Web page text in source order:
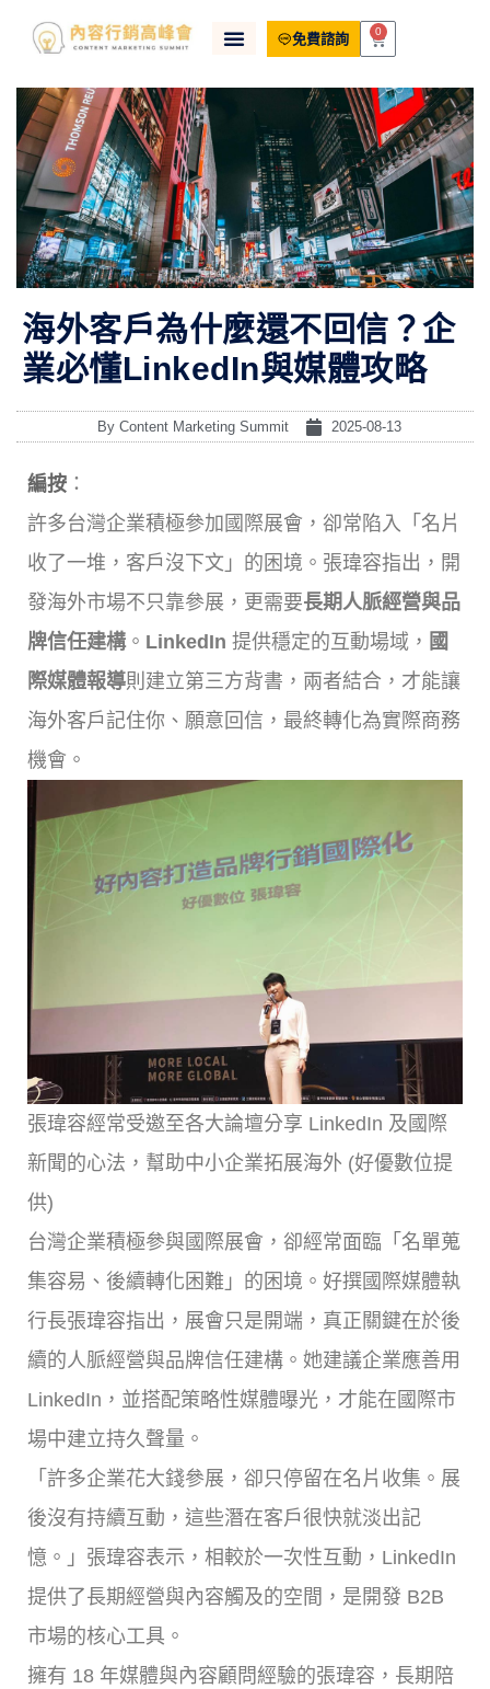
免費諮詢 0
海外客戶為什麼還不回信？企
業必懂LinkedIn與媒體攻略
By Content Marketing Summit 2025-08-13
編按 ：
許多台灣企業積極參加國際展會，卻常陷入「名片
收了一堆，客戶沒下文」的困境。張瑋容指出，開
發海外市場不只靠參展，更需要長期人脈經營與品
牌信任建構。 LinkedIn 提供穩定的互動場域， 國
際媒體報導則建立第三方背書，兩者結合，才能讓
海外客戶記住你、願意回信，最終轉化為實際商務
機會。
張瑋容經常受邀至各大論壇分享 LinkedIn 及國際
新聞的心法，幫助中小企業拓展海外 (好優數位提
供)
台灣企業積極參與國際展會，卻經常面臨「名單蒐
集容易、後續轉化困難」的困境。好撰國際媒體執
行長張瑋容指出，展會只是開端，真正關鍵在於後
續的人脈經營與品牌信任建構。她建議企業應善用
LinkedIn，並搭配策略性媒體曝光，才能在國際市
場中建立持久聲量。
「許多企業花大錢參展，卻只停留在名片收集。展
後沒有持續互動，這些潛在客戶很快就淡出記
憶。」張瑋容表示，相較於一次性互動，LinkedIn
提供了長期經營與內容觸及的空間，是開發 B2B
市場的核心工具。
擁有 18 年媒體與內容顧問經驗的張瑋容，長期陪